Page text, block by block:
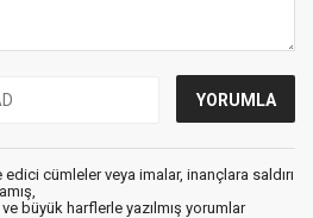
cümleler veya imalar, inançlara saldırı
büyük harflerle yazılmış yorumlar